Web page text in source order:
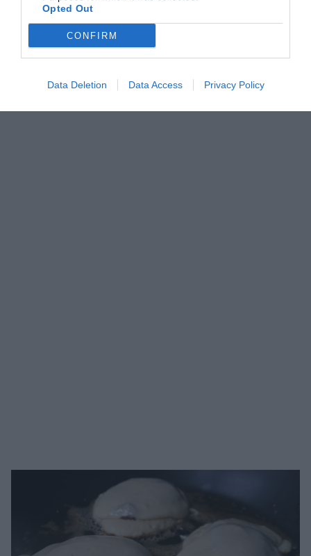
Opted Out
CONFIRM
Data Deletion Data Access Privacy Policy
på krabbeluren och stekte den andra sidan.